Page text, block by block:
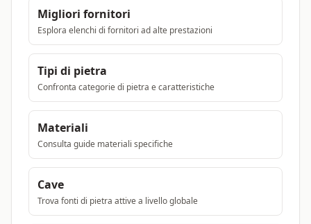
Migliori fornitori
Esplora elenchi di fornitori ad alte prestazioni
Tipi di pietra
Confronta categorie di pietra e caratteristiche
Materiali
Consulta guide materiali specifiche
Cave
Trova fonti di pietra attive a livello globale